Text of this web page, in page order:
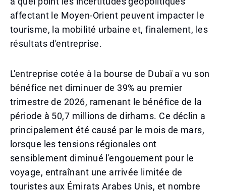
affectant le Moyen-Orient peuvent impacter le
tourisme, la mobilité urbaine et, finalement, les
résultats d'entreprise.
L'entreprise cotée à la bourse de Dubaï a vu son
bénéfice net diminuer de 39% au premier
trimestre de 2026, ramenant le bénéfice de la
période à 50,7 millions de dirhams. Ce déclin a
principalement été causé par le mois de mars,
lorsque les tensions régionales ont
sensiblement diminué l'engouement pour le
voyage, entraînant une arrivée limitée de
touristes aux Émirats Arabes Unis, et nombre